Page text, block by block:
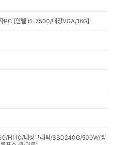
PC [인텔 i5-7500/내장VGA/16G]
H110/내장그래픽/SSD240G/500W/앱